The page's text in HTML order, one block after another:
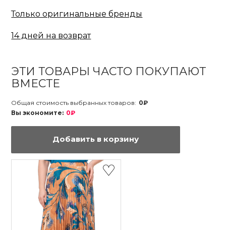
Только оригинальные бренды
14 дней на возврат
ЭТИ ТОВАРЫ ЧАСТО ПОКУПАЮТ
ВМЕСТЕ
Общая стоимость выбранных товаров: 0₽
Вы экономите: 0₽
Добавить в корзину